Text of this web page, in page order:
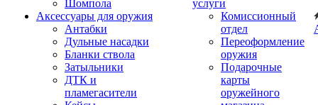
Шомпола
Аксессуары для оружия
Антабки
Дульные насадки
Бланки ствола
Затыльники
ДТК и
пламегасители
услуги
Комиссионный
отдел
Переоформление
оружия
Подарочные
карты
оружейного